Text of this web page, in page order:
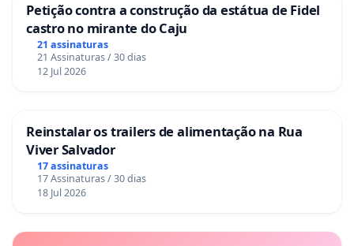
Petição contra a construção da estátua de Fidel
castro no mirante do Caju
21 assinaturas
21 Assinaturas / 30 dias
12 Jul 2026
Reinstalar os trailers de alimentação na Rua
Viver Salvador
17 assinaturas
17 Assinaturas / 30 dias
18 Jul 2026